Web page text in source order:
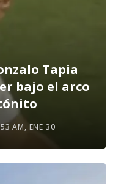
Tapia
bajo el arco
AM, ENE 30